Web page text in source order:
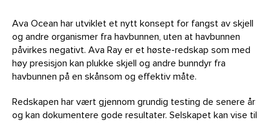
Ava Ocean har utviklet et nytt konsept for fangst av skjell
og andre organismer fra havbunnen, uten at havbunnen
påvirkes negativt. Ava Ray er et høste-redskap som med
høy presisjon kan plukke skjell og andre bunndyr fra
havbunnen på en skånsom og effektiv måte.
Redskapen har vært gjennom grundig testing de senere år
og kan dokumentere gode resultater. Selskapet kan vise til